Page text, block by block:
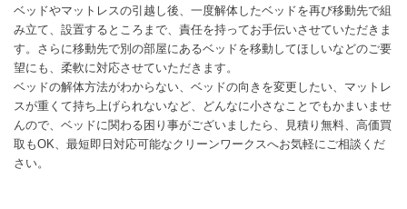
ベッドやマットレスの引越し後、一度解体したベッドを再び移動先で組
み立て、設置するところまで、責任を持ってお手伝いさせていただきま
す。さらに移動先で別の部屋にあるベッドを移動してほしいなどのご要
望にも、柔軟に対応させていただきます。
ベッドの解体方法がわからない、ベッドの向きを変更したい、マットレ
スが重くて持ち上げられないなど、どんなに小さなことでもかまいませ
んので、ベッドに関わる困り事がございましたら、見積り無料、高価買
取もOK、最短即日対応可能なクリーンワークスへお気軽にご相談くだ
さい。